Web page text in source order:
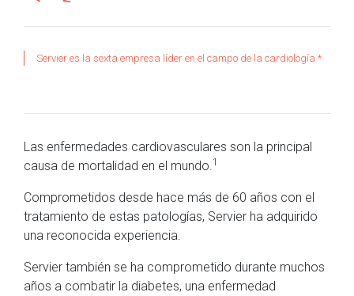
Servier es la sexta empresa líder en el campo de la cardiología *
Las enfermedades cardiovasculares son la principal
causa de mortalidad en el mundo. 1
Comprometidos desde hace más de 60 años con el
tratamiento de estas patologías, Servier ha adquirido
una reconocida experiencia.
Servier también se ha comprometido durante muchos
años a combatir la diabetes, una enfermedad